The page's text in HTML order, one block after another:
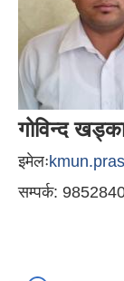
गोविन्द
इमेलः
सम्पर्क: